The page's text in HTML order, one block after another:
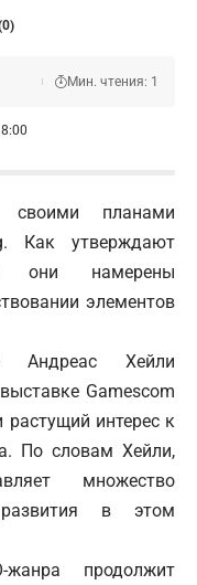
Мин. чтения: 1
своими планами
Как утверждают
они намерены
элементов
Андреас Хейли
Gamescom
интерес к
По словам Хейли,
множество
в этом
продолжит